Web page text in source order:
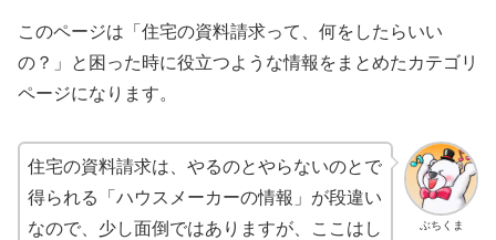
このページは「住宅の資料請求って、何をしたらいい
の？」と困った時に役立つような情報をまとめたカテゴリ
ページになります。
ぶちくま
住宅の資料請求は、やるのとやらないのとで
得られる「ハウスメーカーの情報」が段違い
なので、少し面倒ではありますが、ここはし